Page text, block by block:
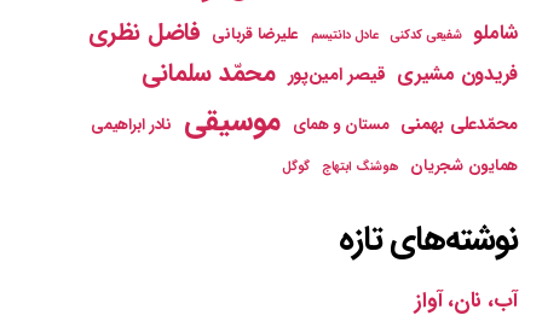
شاملو شفیعی کدکنی عادل دانتیسم علیرضا قربانی فاضل نظری
فریدون مشیری قیصر امین‌پور محمّد سلمانی
محمّدعلی بهمنی مستان و همای موسیقی نادر ابراهیمی
همایون شجریان
هوشنگ ابتهاج گوگل
نوشته‌های تازه
آب، نان، آواز